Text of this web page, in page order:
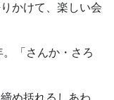
かけて、楽しい会
「さんか・さろ
め括れるしあわ